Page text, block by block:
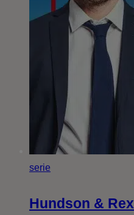
serie
Hundson & Rex